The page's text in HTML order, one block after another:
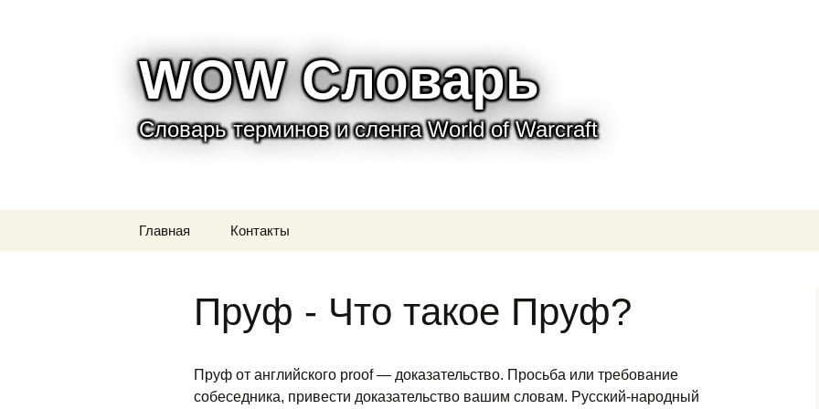
WOW Словарь
Словарь терминов и сленга World of Warcraft
Главная Контакты
Пруф - Что такое Пруф?
Пруф от английского proof — доказательство. Просьба или требование
собеседника, привести доказательство вашим словам. Русский-народный